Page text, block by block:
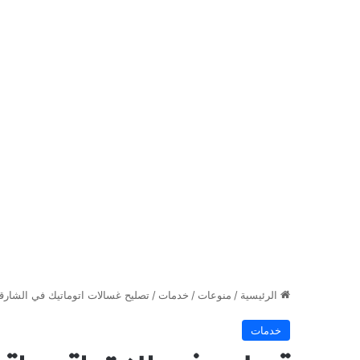
الرئيسية / منوعات / خدمات / تصليح غسالات اتوماتيك في
خدمات